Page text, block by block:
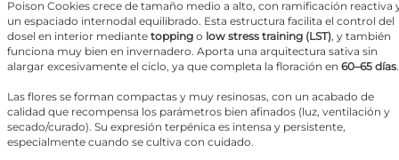
Poison Cookies crece de tamaño medio a alto, con ramificación reactiva
un espaciado internodal equilibrado. Esta estructura facilita el control del
dosel en interior mediante topping o low stress training (LST), y también
funciona muy bien en invernadero. Aporta una arquitectura sativa sin
alargar excesivamente el ciclo, ya que completa la floración en 60–65 días.
Las flores se forman compactas y muy resinosas, con un acabado de
calidad que recompensa los parámetros bien afinados (luz, ventilación y
secado/curado). Su expresión terpénica es intensa y persistente,
especialmente cuando se cultiva con cuidado.